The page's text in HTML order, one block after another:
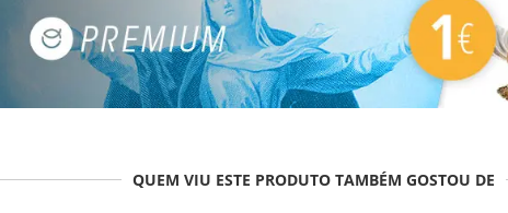
QUEM VIU ESTE PRODUTO TAMBÉM GOSTOU DE